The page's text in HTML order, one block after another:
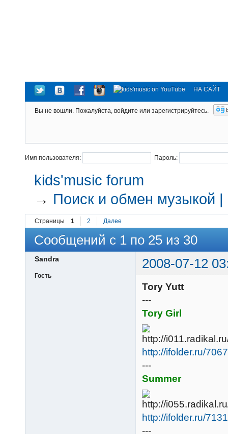
НА САЙТ
Вы не вошли. Пожалуйста, войдите или зарегистрируйтесь.
Имя пользователя: Пароль:
kids'music forum
→ Поиск и обмен музыкой
Страницы 1 2 Далее
Сообщений с 1 по 25 из 30
Sandra 2008-07-12
Гость
Tory Yutt
---
Tory Girl
http://ifolder.ru/
---
Summer
http://ifolder.ru/
---